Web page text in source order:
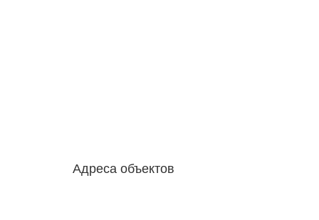
Адреса объектов